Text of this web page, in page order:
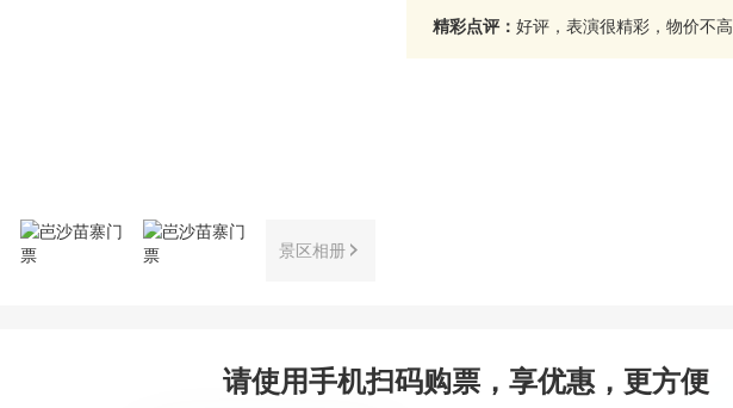
景区相册
精彩点评： 好评，表演很精彩，物价不高
请使用手机扫码购票，享优惠，更方便